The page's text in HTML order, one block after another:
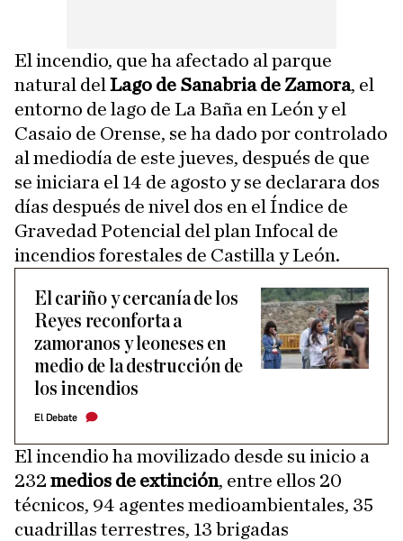
El incendio, que ha afectado al parque
natural del Lago de Sanabria de Zamora, el
entorno de lago de La Baña en León y el
Casaio de Orense, se ha dado por controlado
al mediodía de este jueves, después de que
se iniciara el 14 de agosto y se declarara dos
días después de nivel dos en el Índice de
Gravedad Potencial del plan Infocal de
incendios forestales de Castilla y León.
El cariño y cercanía de los
Reyes reconforta a
zamoranos y leoneses en
medio de la destrucción de
los incendios
El Debate
El incendio ha movilizado desde su inicio a
232 medios de extinción, entre ellos 20
técnicos, 94 agentes medioambientales, 35
cuadrillas terrestres, 13 brigadas